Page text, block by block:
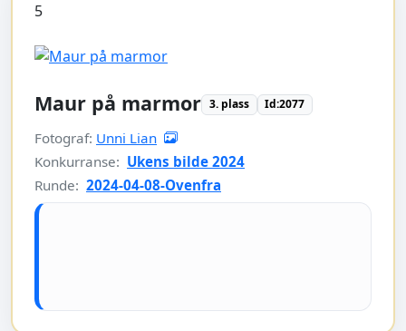
5
Maur på marmor 3. plass Id:2077
Fotograf: Unni Lian
Konkurranse: Ukens bilde 2024
Runde: 2024-04-08-Ovenfra